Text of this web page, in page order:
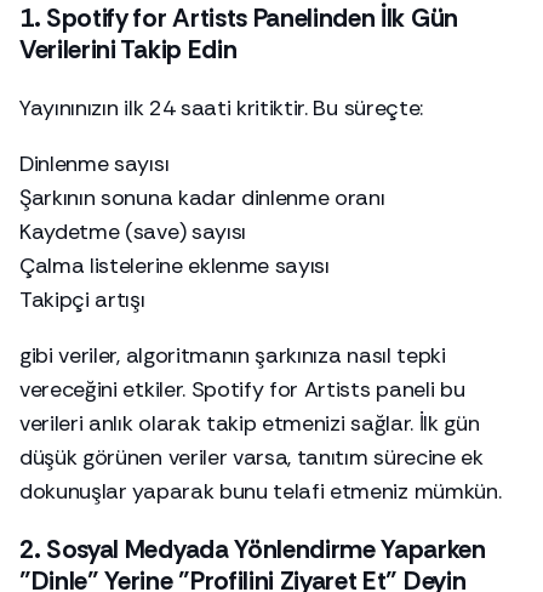
1. Spotify for Artists Panelinden İlk Gün
Verilerini Takip Edin
Yayınınızın ilk 24 saati kritiktir. Bu süreçte:
Dinlenme sayısı
Şarkının sonuna kadar dinlenme oranı
Kaydetme (save) sayısı
Çalma listelerine eklenme sayısı
Takipçi artışı
gibi veriler, algoritmanın şarkınıza nasıl tepki
vereceğini etkiler. Spotify for Artists paneli bu
verileri anlık olarak takip etmenizi sağlar. İlk gün
düşük görünen veriler varsa, tanıtım sürecine ek
dokunuşlar yaparak bunu telafi etmeniz mümkün.
2. Sosyal Medyada Yönlendirme Yaparken
"Dinle" Yerine "Profilini Ziyaret Et" Deyin